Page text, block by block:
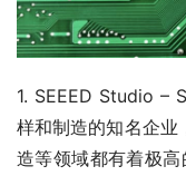
1. SEEED Studio –
样和制造的知名企业
造等领域都有着极